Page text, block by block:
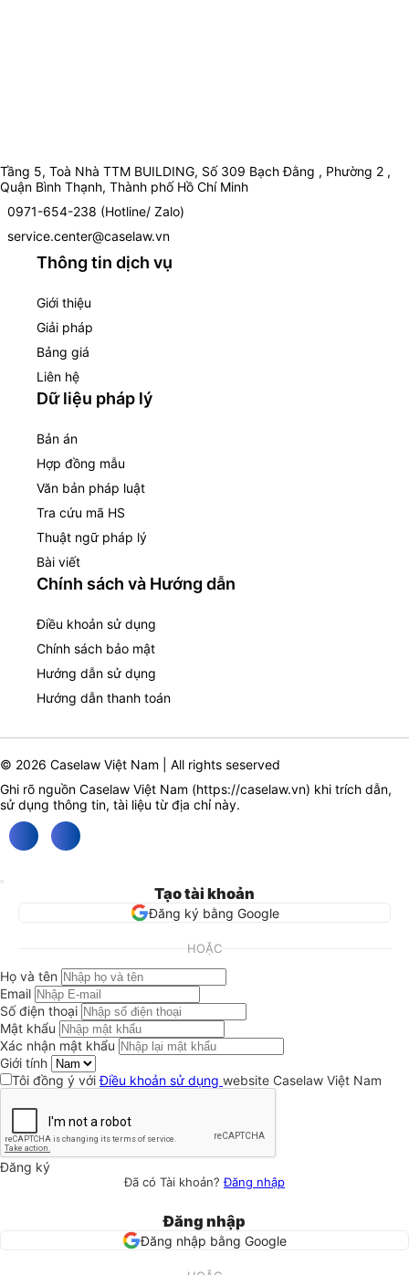
Tầng 5, Toà Nhà TTM BUILDING, Số 309 Bạch Đằng , Phường 2 ,
Quận Bình Thạnh, Thành phố Hồ Chí Minh
0971-654-238 (Hotline/ Zalo)
service.center@caselaw.vn
Thông tin dịch vụ
Giới thiệu
Giải pháp
Bảng giá
Liên hệ
Dữ liệu pháp lý
Bản án
Hợp đồng mẫu
Văn bản pháp luật
Tra cứu mã HS
Thuật ngữ pháp lý
Bài viết
Chính sách và Hướng dẫn
Điều khoản sử dụng
Chính sách bảo mật
Hướng dẫn sử dụng
Hướng dẫn thanh toán
© 2026 Caselaw Việt Nam | All rights seserved
Ghi rõ nguồn Caselaw Việt Nam (https://caselaw.vn) khi trích dẫn,
sử dụng thông tin, tài liệu từ địa chỉ này.
Tạo tài khoản
Đăng ký bằng Google
HOẶC
Họ và tên
Email
Số điện thoại
Mật khẩu
Xác nhận mật khẩu
Giới tính
Tôi đồng ý vớiĐiều khoản sử dụng website Caselaw Việt Nam
Đăng ký
Đã có Tài khoản?Đăng nhập
Đăng nhập
Đăng nhập bằng Google